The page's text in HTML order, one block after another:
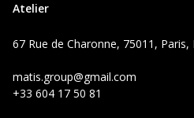
Atelier
67 Rue de Charonne, 75011, Paris,
matis.group@gmail.com
+33 604 17 50 81